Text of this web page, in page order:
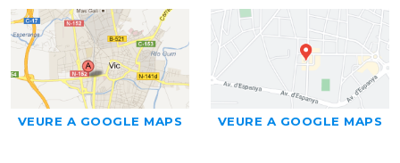
VEURE A GOOGLE MAPS VEURE A GOOGLE MAPS